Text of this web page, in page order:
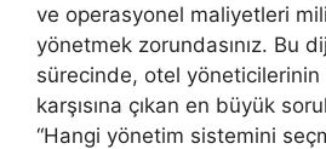
ve operasyonel maliyetleri
yönetmek zorundasınız. Bu
sürecinde, otel yöneticilerinin
karşısına çıkan en büyük
“Hangi yönetim sistemini